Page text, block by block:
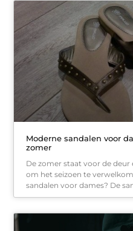
Moderne sandalen voor
zomer
De zomer staat voor de
om het seizoen te
sandalen voor dames? De